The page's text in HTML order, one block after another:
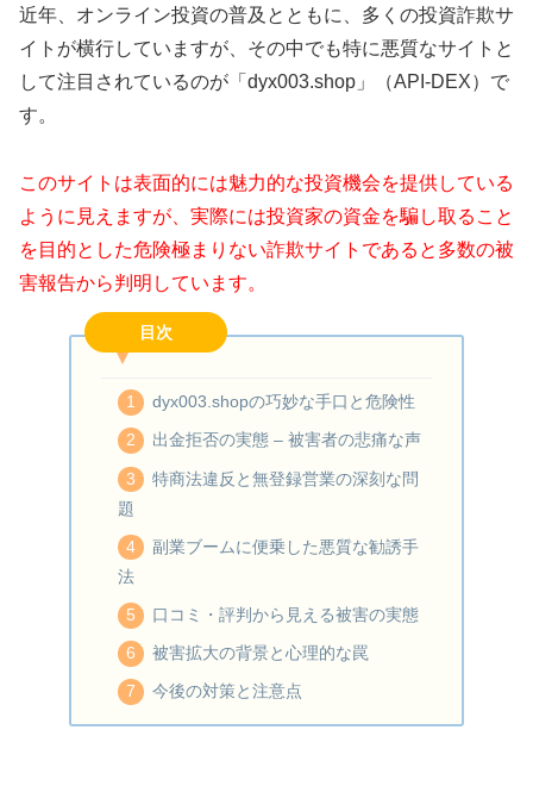
近年、オンライン投資の普及とともに、多くの投資詐欺サ
イトが横行していますが、その中でも特に悪質なサイトと
して注目されているのが「dyx003.shop」（API-DEX）で
す。
このサイトは表面的には魅力的な投資機会を提供している
ように見えますが、実際には投資家の資金を騙し取ること
を目的とした危険極まりない詐欺サイトであると多数の被
害報告から判明しています。
目次
dyx003.shopの巧妙な手口と危険性
出金拒否の実態 – 被害者の悲痛な声
特商法違反と無登録営業の深刻な問
題
副業ブームに便乗した悪質な勧誘手
法
口コミ・評判から見える被害の実態
被害拡大の背景と心理的な罠
今後の対策と注意点